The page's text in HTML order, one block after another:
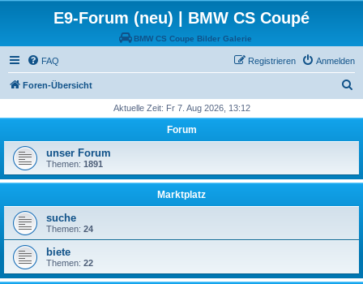
E9-Forum (neu) | BMW CS Coupé
BMW CS Coupe Bilder Galerie
FAQ Anmelden
Registrieren
Foren-Übersicht
h
Aktuelle Zeit: Fr 7. Aug 2026, 13:12
Forum
unser Forum
Themen: 1891
Marktplatz
suche
Themen: 24
biete
Themen: 22